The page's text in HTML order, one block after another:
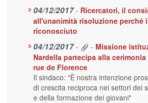
04/12/2017 - Ricercatori, il
all'unanimità risoluzione perché
riconosciuto
04/12/2017 - - Missione
Nardella partecipa alla
rue de Florence
Il sindaco: "È nostra intenzione
di crescita reciproca nei settori dei
e della formazione dei giovani"